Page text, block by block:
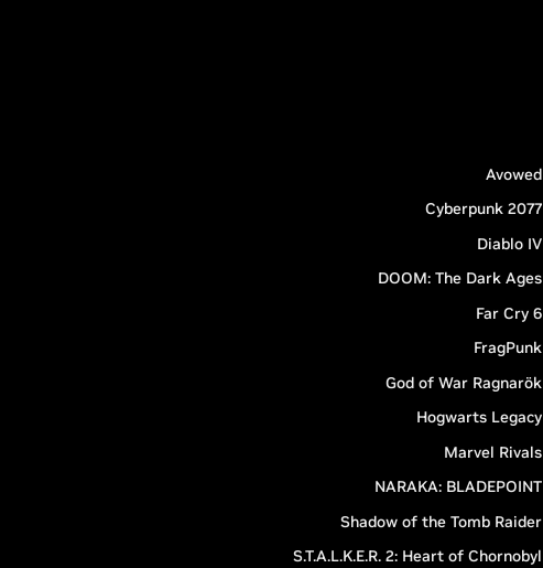
Avowed
Cyberpunk 2077
Diablo IV
DOOM: The Dark Ages
Far Cry 6
FragPunk
God of War Ragnarök
Hogwarts Legacy
Marvel Rivals
NARAKA: BLADEPOINT
Shadow of the Tomb Raider
S.T.A.L.K.E.R. 2: Heart of Chornobyl